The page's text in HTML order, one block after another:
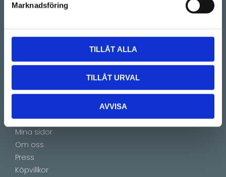
Marknadsföring
TILLÅT ALLA
TILLÅT URVAL
AVVISA
Kontakt
Montageinstruktioner
Information
Mina sidor
Om oss
Press
Köpvillkor